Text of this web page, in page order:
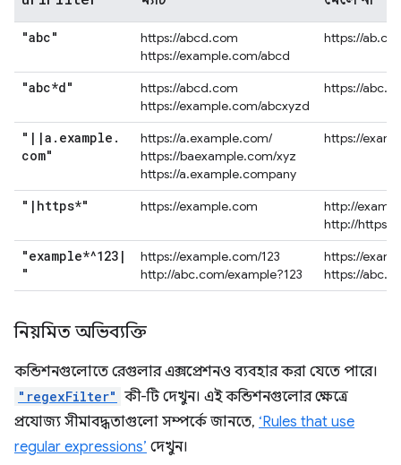
"abc"
https://abcd.com
https://example.com/abcd
https://
"abc*d"
https://abcd.com
https://example.com/abcxyzd
https://
" | |a . example .
com"
https://a.example.com/
https://baexample.com/xyz
https://a.example.company
https://
" | https*" https://example.com
http://
http://
"example*^123 |
"
https://example.com/123
http://abc.com/example?123
https://
https://
নিয়মিত অভিব্যক্তি
কন্ডিশনগুলোতে রেগুলার এক্সপ্রেশনও ব্যবহার করা যেতে পারে।
"regexFilter" কী-টি দেখুন। এই কন্ডিশনগুলোর ক্ষেত্রে
প্রযোজ্য সীমাবদ্ধতাগুলো সম্পর্কে জানতে, ‘Rules that use
regular expressions’ দেখুন।